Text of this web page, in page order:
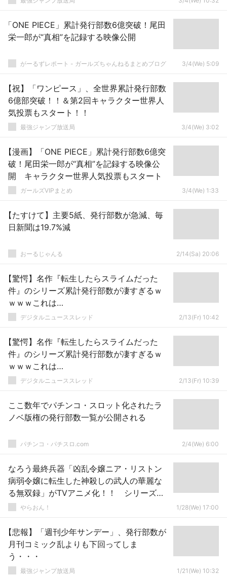
「ONE PIECE」累計発行部数6億突破！尾田
栄一郎が“真相”を記録する映像公開
がーるずレポート - ガールズちゃんねるまとめブログ 3/4(We) 5:09
【祝】「ワンピース」、全世界累計発行部数
6億部突破！！＆第2回キャラクター世界人
気投票もスタート！！
最強ジャンプ放送局 3/4(We) 3:02
【漫画】「ONE PIECE」累計発行部数6億突
破！尾田栄一郎が“真相”を記録する映像公
開 キャラクター世界人気投票もスタート
ガールズVIPまとめ 3/4(We) 1:33
【たすけて】主要5紙、発行部数が急減、毎
日新聞は19.7%減
おーるじゃんる 2/14(Sa) 20:06
【驚愕】名作『転生したらスライムだった
件』のシリーズ累計発行部数が凄すぎるｗ
ｗｗｗこれは…
デジタルニューススレッド 2/13(Fr) 10:42
【驚愕】名作『転生したらスライムだった
件』のシリーズ累計発行部数が凄すぎるｗ
ｗｗｗこれは…
デジタルニューススレッド 2/13(Fr) 10:39
ここ数年でパチンコ・スロット化されたラ
ノベ版権の発行部数一覧が公開される
パチンコ・パチスロ.com 2/4(We) 6:00
なろう最終兵器「凶乱令嬢ニア・リストン
病弱令嬢に転生した神殺しの武人の華麗な
る無双録」がTVアニメ化！！ シリーズ累
計発行部数は180万部の大人気作！！ 主人
やらおん！ 1/28(We) 17:00
【悲報】「週刊少年サンデー」、発行部数が
月刊コミック乱よりも下回ってしま
う・・・
最強ジャンプ放送局 1/21(We) 10:32